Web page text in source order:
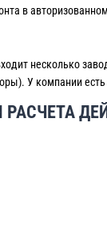
в
несколько
У компании есть